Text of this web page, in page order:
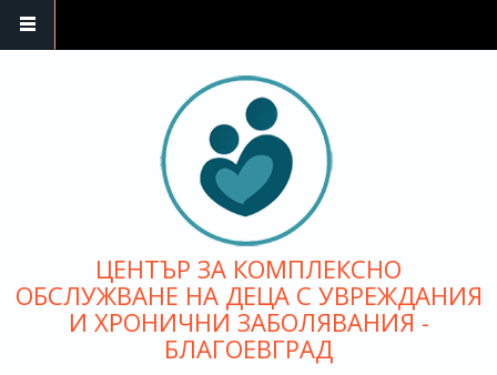
ЦЕНТЪР ЗА КОМПЛЕКСНО
ОБСЛУЖВАНЕ НА ДЕЦА С УВРЕЖДАНИЯ
И ХРОНИЧНИ ЗАБОЛЯВАНИЯ -
БЛАГОЕВГРАД